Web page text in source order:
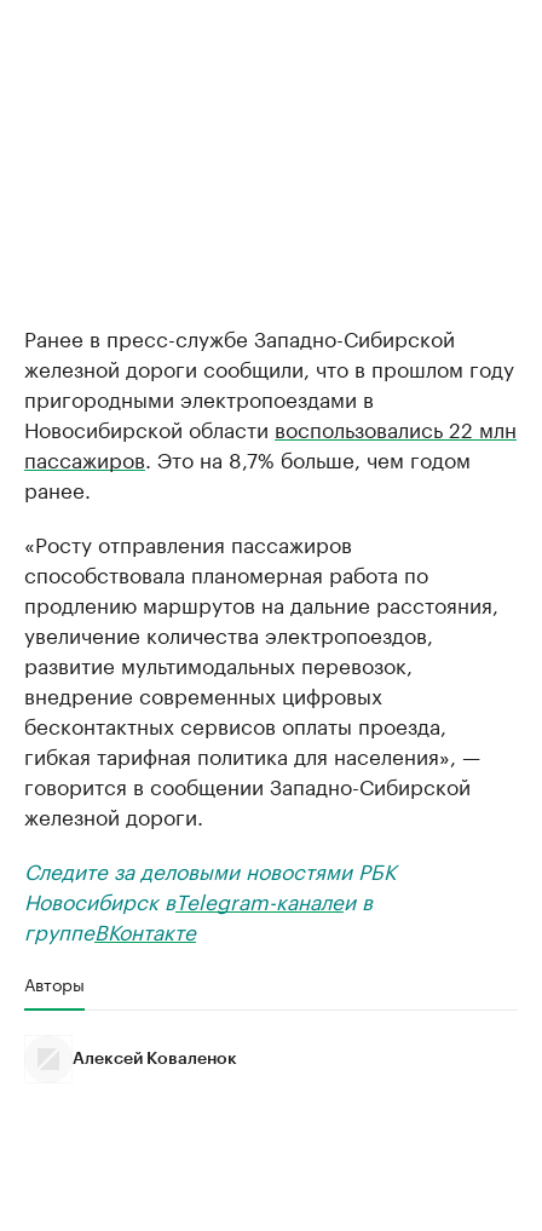
Ранее в пресс-службе Западно-Сибирской
железной дороги сообщили, что в прошлом году
пригородными электропоездами в
Новосибирской области воспользовались 22 млн
пассажиров . Это на 8,7% больше, чем годом
ранее.
«Росту отправления пассажиров
способствовала планомерная работа по
продлению маршрутов на дальние расстояния,
увеличение количества электропоездов,
развитие мультимодальных перевозок,
внедрение современных цифровых
бесконтактных сервисов оплаты проезда,
гибкая тарифная политика для населения», —
говорится в сообщении Западно-Сибирской
железной дороги.
Следите за деловыми новостями РБК
Новосибирск вTelegram-каналеи в
группеВКонтакте
Авторы
Алексей Коваленок